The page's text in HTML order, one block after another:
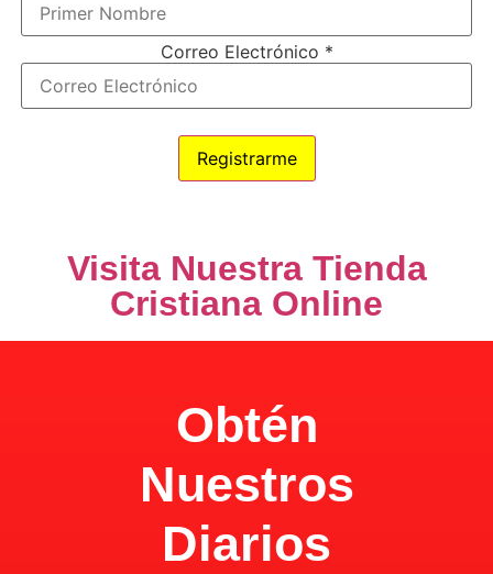
Correo Electrónico *
Visita Nuestra Tienda
Cristiana Online
Obtén
Nuestros
Diarios